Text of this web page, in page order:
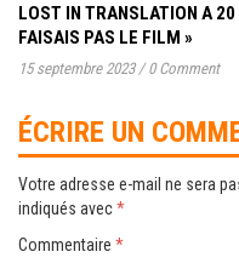
LOST IN TRANSLATION A
FAISAIS PAS LE FILM »
15 septembre 2023 / 0 Comment
ÉCRIRE UN
Votre adresse e-mail ne sera
indiqués avec*
Commentaire *